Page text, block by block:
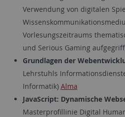
Verwendung von digitalen
Vorlesungszeitraums
und Serious Gaming
Grundlagen der
Lehrstuhls
Informatik) Alma
JavaScript: Dynamische
Masterprofillinie Digital